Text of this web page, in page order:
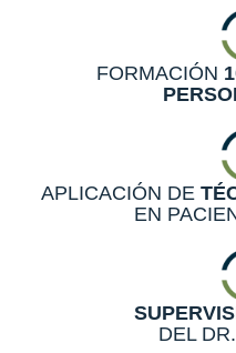
FORMACIÓN
APLICACIÓN DE
EN
DEL